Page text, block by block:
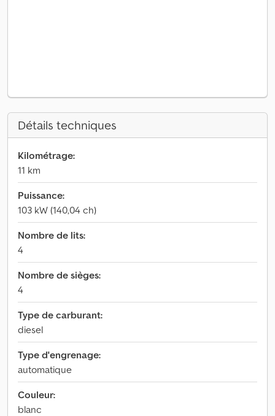
Détails techniques
Kilométrage:
11 km
Puissance:
103 kW (140,04 ch)
Nombre de lits:
4
Nombre de sièges:
4
Type de carburant:
diesel
Type d'engrenage:
automatique
Couleur:
blanc